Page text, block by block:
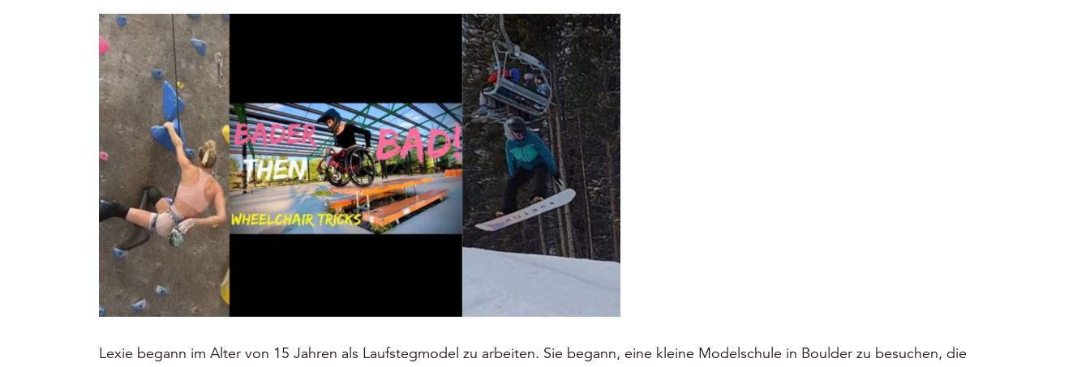
Lexie begann im Alter von 15 Jahren als Laufstegmodel zu arbeiten. Sie begann, eine kleine Modelschule in Boulder zu besuchen, die